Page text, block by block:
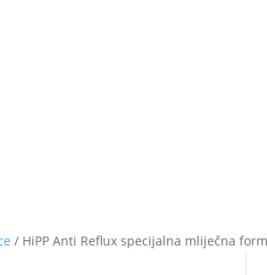
/ HiPP Anti Reflux specijalna mliječna